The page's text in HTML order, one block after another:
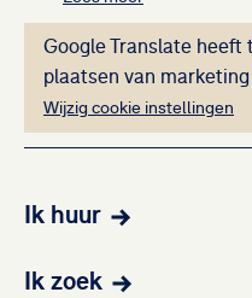
Google Translate heeft
plaatsen van
Wijzig cookie instellingen
Ik huur
Ik zoek